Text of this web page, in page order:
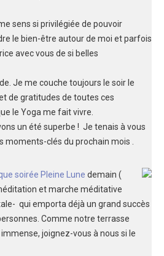
sens si privilégiée de pouvoir
le bien-être autour de moi et parfois
avec vous de si belles
Je me couche toujours le soir le
de gratitudes de toutes ces
le Yoga me fait vivre.
un été superbe ! Je tenais à vous
moments-clés du prochain mois .
soirée Pleine Lune demain (
et marche méditative
qui emporta déjà un grand succès
Comme notre terrasse
joignez-vous à nous si le